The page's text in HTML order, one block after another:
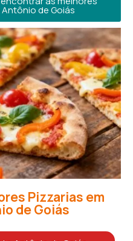
de Goiás
Pizzarias em
de Goiás